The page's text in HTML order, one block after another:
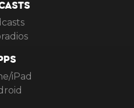
iPad